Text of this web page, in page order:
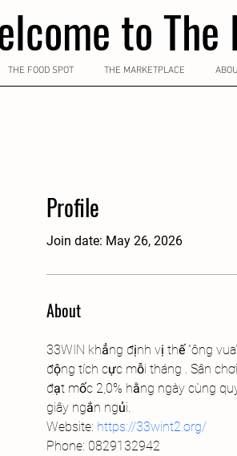
to The
THE FOOD SPOT THE MARKETPLACE
Profile
Join date: May 26, 2026
About
33WIN khẳng định vị thế “ông
động tích cực mỗi tháng . Sân
đạt mốc 2,0% hằng ngày cùng
giây ngắn ngủi.
Website: https://33wint2.org/
Phone: 0829132942